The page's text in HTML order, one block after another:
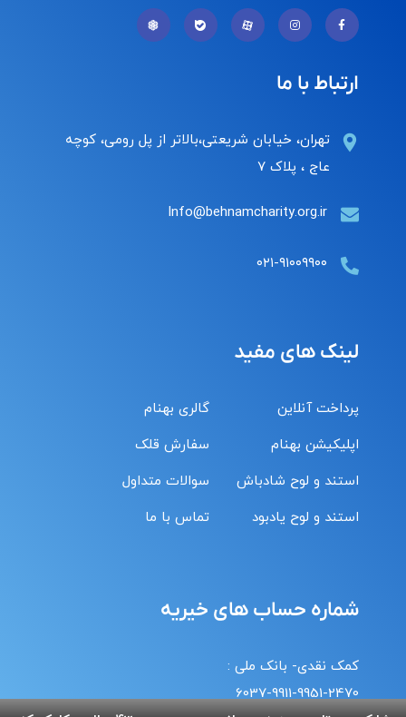
ارتباط با ما
تهران، خیابان شریعتی،بالاتر از پل رومی، کوچه
عاج ، پلاک ۷
Info@behnamcharity.org.ir
۰۲۱-۹۱۰۰۹۹۰۰
لینک های مفید
پرداخت آنلاین
اپلیکیشن بهنام
استند و لوح شادباش
استند و لوح یادبود
گالری بهنام
سفارش قلک
سوالات متداول
تماس با ما
شماره حساب های خیریه
کمک نقدی- بانک ملی :
6037-9911-9951-2470